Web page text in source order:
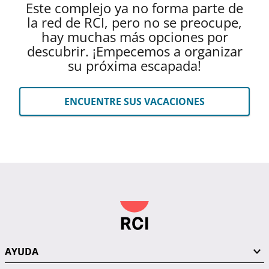
Este complejo ya no forma parte de
la red de RCI, pero no se preocupe,
hay muchas más opciones por
descubrir. ¡Empecemos a organizar
su próxima escapada!
ENCUENTRE SUS VACACIONES
AYUDA